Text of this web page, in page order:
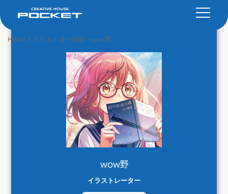
HOME> クリエイター紹介 > wow野
wow野
イラストレーター